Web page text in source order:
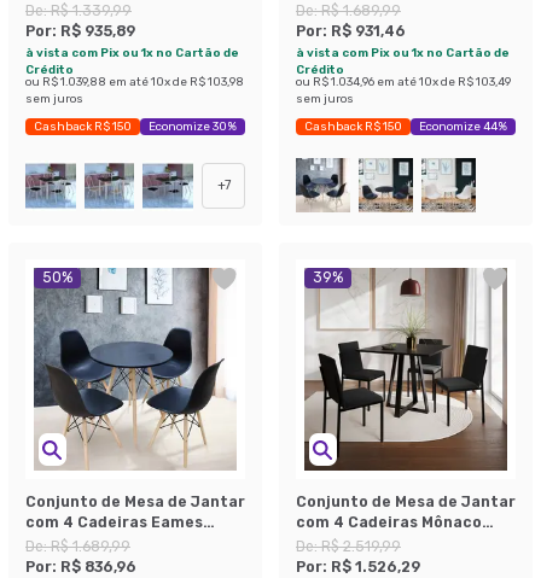
Preto Prata e Branco Floral
De:R$ 1.339,99
Por: R$ 935,89
à vista com Pix ou 1x no Cartão de
Crédito
ou R$ 1.039,88 em até10x de R$ 103,98
sem juros
Cashback R$ 150 Economize 30%
+7
Branco
De:R$ 1.689,99
Por: R$ 931,46
à vista com Pix ou 1x no Cartão de
Crédito
ou R$ 1.034,96 em até10x de R$ 103,49
sem juros
Cashback R$ 150 Economize 44%
50%
Conjunto de Mesa de Jantar
com 4 Cadeiras Eames
Preto
De:R$ 1.689,99
Por: R$ 836,96
39%
Conjunto de Mesa de Jantar
com 4 Cadeiras Mônaco
Veludo Preto
De:R$ 2.519,99
Por: R$ 1.526,29